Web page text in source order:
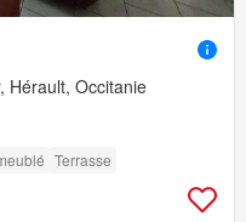
Hérault, Occitanie
Terrasse